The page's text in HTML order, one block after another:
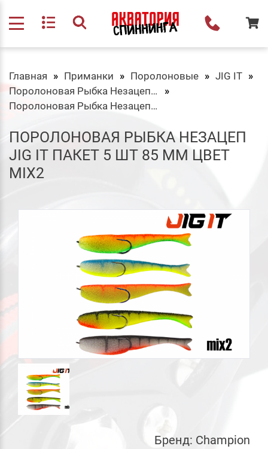
Главная Приманки Поролоновые
JIG IT
Поролоновая Рыбка Незацеп 85 мм
Поролоновая Рыбка Незацеп Jig It Пакет 5 шт 85 мм Цвет mix2
ПОРОЛОНОВАЯ РЫБКА НЕЗАЦЕП
JIG IT ПАКЕТ 5 ШТ 85 ММ ЦВЕТ
MIX2
Бренд: Champion